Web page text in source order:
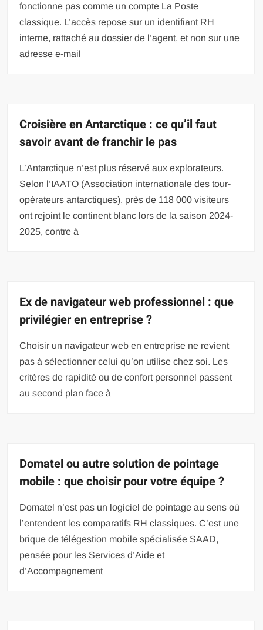
fonctionne pas comme un compte La Poste
classique. L’accès repose sur un identifiant RH
interne, rattaché au dossier de l’agent, et non sur une
adresse e-mail
Croisière en Antarctique : ce qu’il faut
savoir avant de franchir le pas
L’Antarctique n’est plus réservé aux explorateurs.
Selon l’IAATO (Association internationale des tour-
opérateurs antarctiques), près de 118 000 visiteurs
ont rejoint le continent blanc lors de la saison 2024-
2025, contre à
Ex de navigateur web professionnel : que
privilégier en entreprise ?
Choisir un navigateur web en entreprise ne revient
pas à sélectionner celui qu’on utilise chez soi. Les
critères de rapidité ou de confort personnel passent
au second plan face à
Domatel ou autre solution de pointage
mobile : que choisir pour votre équipe ?
Domatel n’est pas un logiciel de pointage au sens où
l’entendent les comparatifs RH classiques. C’est une
brique de télégestion mobile spécialisée SAAD,
pensée pour les Services d’Aide et
d’Accompagnement